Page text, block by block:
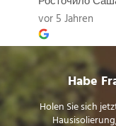
vor 5 Jahren
Habe
Holen Sie sich